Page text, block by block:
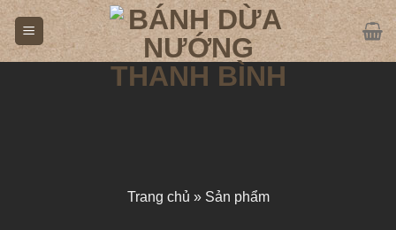
Skip
to
content
Trang chủ » Sản phẩm